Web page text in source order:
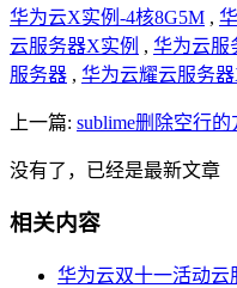
华为云X实例-4核8G5M ,
云服务器X实例 , 华为云服
服务器 , 华为云耀云服务器
上一篇: sublime删除空行的
没有了，已经是最新文章
相关内容
华为云双十一活动云